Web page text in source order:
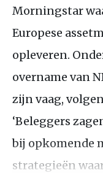
Morningstar
Europese
opleveren.
overname van
zijn vaag,
‘Beleggers
bij opkomende
strategieën